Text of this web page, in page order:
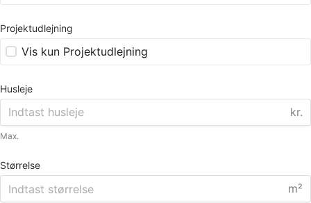
Projektudlejning
Vis kun Projektudlejning
Husleje
kr.
Max.
Størrelse
m²